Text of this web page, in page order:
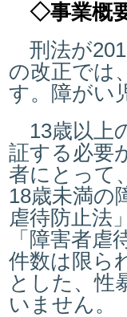
◇事業概
刑法が
の改正では
す。障がい
13歳以上
証する必要
者にとって
18歳未満の
虐待防止法
「障害者
件数は限ら
とした、性
いません。